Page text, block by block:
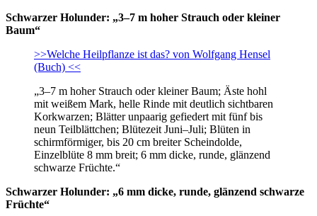
Schwarzer Holunder: „3–7 m hoher Strauch oder kleiner
Baum“
>>Welche Heilpflanze ist das? von Wolfgang Hensel
(Buch) <<
„3–7 m hoher Strauch oder kleiner Baum; Äste hohl
mit weißem Mark, helle Rinde mit deutlich sichtbaren
Korkwarzen; Blätter unpaarig gefiedert mit fünf bis
neun Teilblättchen; Blütezeit Juni–Juli; Blüten in
schirmförmiger, bis 20 cm breiter Scheindolde,
Einzelblüte 8 mm breit; 6 mm dicke, runde, glänzend
schwarze Früchte.“
Schwarzer Holunder: „6 mm dicke, runde, glänzend schwarze
Früchte“